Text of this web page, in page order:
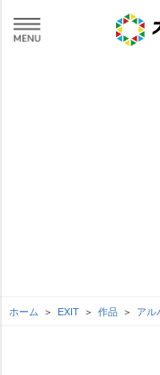
ホーム EXIT 作品 アル